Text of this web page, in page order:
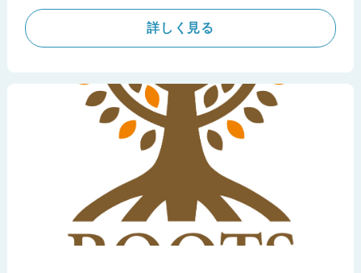
たが、ベテランの従業員様が利用しても、物件登録
時の入力業務の時間が約1/3なったという嬉しいお
ーを実施させて頂きました。開業間も無く時間がな
い、開業をご検討の会社様は必見の内容となってお
ります。ぜひご覧ください。
※いい部屋ネット 三軒茶屋店 株式会社ONE RED様の導入事
詳しく見る